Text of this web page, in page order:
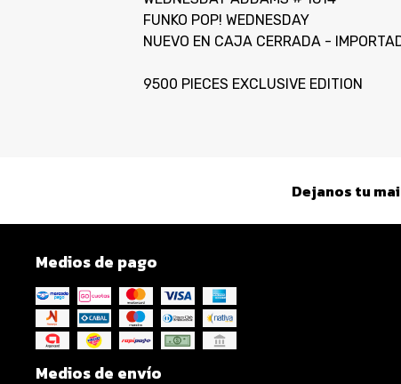
FUNKO POP! WEDNESDAY
NUEVO EN CAJA CERRADA -
9500 PIECES EXCLUSIVE EDITION
Dejanos tu
Medios de pago
Medios de envío